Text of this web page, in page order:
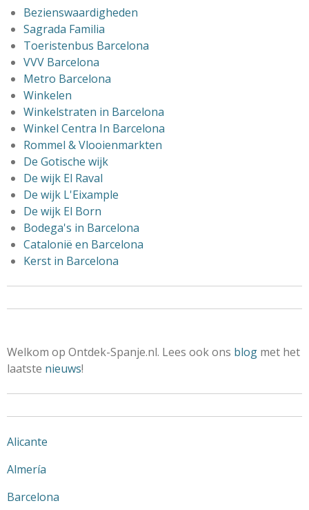
Bezienswaardigheden
Sagrada Familia
Toeristenbus Barcelona
VVV Barcelona
Metro Barcelona
Winkelen
Winkelstraten in Barcelona
Winkel Centra In Barcelona
Rommel & Vlooienmarkten
De Gotische wijk
De wijk El Raval
De wijk L'Eixample
De wijk El Born
Bodega's in Barcelona
Catalonië en Barcelona
Kerst in Barcelona
Welkom op Ontdek-Spanje.nl. Lees ook ons blog met het
laatste nieuws!
Alicante
Almería
Barcelona